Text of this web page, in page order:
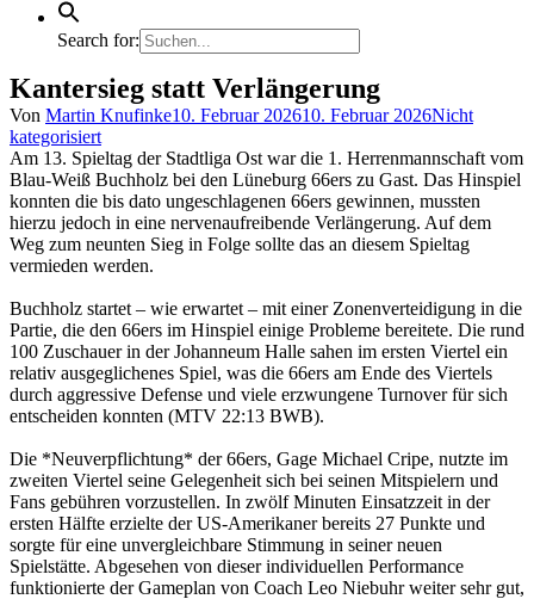
Search for:
Kantersieg statt Verlängerung
Von Martin Knufinke10. Februar 202610. Februar 2026Nicht
kategorisiert
Am 13. Spieltag der Stadtliga Ost war die 1. Herrenmannschaft vom
Blau-Weiß Buchholz bei den Lüneburg 66ers zu Gast. Das Hinspiel
konnten die bis dato ungeschlagenen 66ers gewinnen, mussten
hierzu jedoch in eine nervenaufreibende Verlängerung. Auf dem
Weg zum neunten Sieg in Folge sollte das an diesem Spieltag
vermieden werden.
Buchholz startet – wie erwartet – mit einer Zonenverteidigung in die
Partie, die den 66ers im Hinspiel einige Probleme bereitete. Die rund
100 Zuschauer in der Johanneum Halle sahen im ersten Viertel ein
relativ ausgeglichenes Spiel, was die 66ers am Ende des Viertels
durch aggressive Defense und viele erzwungene Turnover für sich
entscheiden konnten (MTV 22:13 BWB).
Die *Neuverpflichtung* der 66ers, Gage Michael Cripe, nutzte im
zweiten Viertel seine Gelegenheit sich bei seinen Mitspielern und
Fans gebühren vorzustellen. In zwölf Minuten Einsatzzeit in der
ersten Hälfte erzielte der US-Amerikaner bereits 27 Punkte und
sorgte für eine unvergleichbare Stimmung in seiner neuen
Spielstätte. Abgesehen von dieser individuellen Performance
funktionierte der Gameplan von Coach Leo Niebuhr weiter sehr gut,